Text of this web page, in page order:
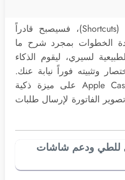
أما تطبيق الاختصارات (Shortcuts)، فسيصبح قادراً
الخطوات بمجرد شرح ما
لسيري، ليقوم الذكاء
وتثبيته فوراً نيابة عنك.
كما ستحصل خدمة Apple Cash على ميزة ذكية
الفاتورة لإرسال طلبات
للطي ودعم شاشات